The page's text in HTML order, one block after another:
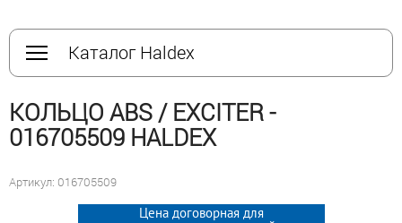
Каталог Haldex
КОЛЬЦО ABS / EXCITER -
016705509 HALDEX
Артикул: 016705509
Цена договорная для
Цена договорная для